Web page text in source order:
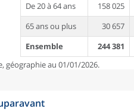
De 20 à 64 ans
158 025
65 ans ou plus
30 657
Ensemble
244 381
géographie au 01/01/2026.